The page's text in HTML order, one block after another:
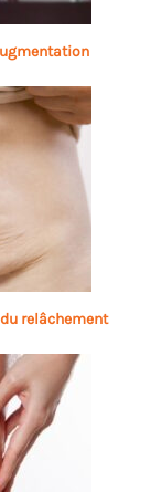
relâchement